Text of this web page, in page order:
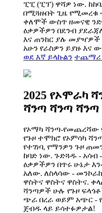
ፒፒ (ፒፕ) ዋሻዎ ነው.
በሚጓዙበት ጊዜ የሚመረቁ
ቀለሞች ውስጥ ዘመናዊ
ዕቃዎችዎን በደንብ
እና ጠንከር ያሉ መያዣዎች
አሁን የራስዎን ይያዙ እና
ወደ እኛ ይላኩልን ተጨማሪ
2025 የኦሞራካ
ሻንጣ ሻንጣ ሻንጣ
የኦማካ ሻንጣ-የመጨረሻው
የጉዞ ተሞክሮ የኦምሳካ
የተገነባ, የማንዎን ጉዞ
ከባድ ነው. ጉድጓዱ -
ዕቃዎችዎን በጥሩ ሁኔታ
አለው. ለስላሳው -
ዋስትና ዋስትና ዋስትና.
ሻንጣዎች ሁሉ የጉዞ
ጭራ በረራ ወይም አጭር -
ጀብዱ ላይ ይሳተፉዎታል!